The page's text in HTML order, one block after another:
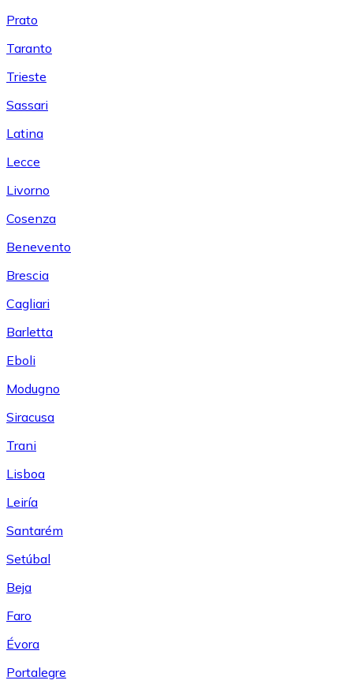
Prato
Taranto
Trieste
Sassari
Latina
Lecce
Livorno
Cosenza
Benevento
Brescia
Cagliari
Barletta
Eboli
Modugno
Siracusa
Trani
Lisboa
Leiría
Santarém
Setúbal
Beja
Faro
Évora
Portalegre